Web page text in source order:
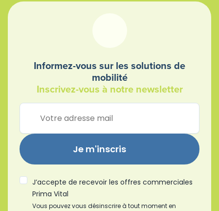
Informez-vous sur les solutions de
mobilité
Inscrivez-vous à notre newsletter
Je m'inscris
J’accepte de recevoir les offres commerciales
Prima Vital
Vous pouvez vous désinscrire à tout moment en